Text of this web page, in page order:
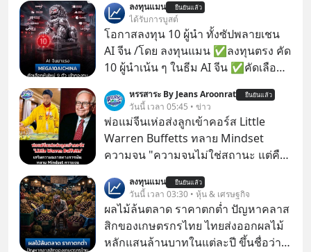
ประกาศจุดยืนชัดเจนว่า จะไม่อนุญาต
ให้บริษัทสหรัฐฯ ตั้งบริษัทโทรคมนาคม
ดาวเทียมที่ถือหุ้น 100% โดยชาวต่าง
ชาติ ในระหว่างการเจรจาการค้ากับ
รัฐบาลสหรัฐ โดยให้เหตุผลว่าเป็น
ประเด็นด้านอธิปไตยของประเทศ
ลงทุนแมน ยืนยันแล้ว
ได้รับการบูสต์
โอกาสลงทุน 10 ผู้นำ ทั้งซัปพลายเชน
AI จีน /โดย ลงทุนแมน ✅ลงทุนตรง คัด
10 ผู้นำเน้น ๆ ในธีม AI จีน ✅คัดเลือก
เจ้าของผู้นำ AI จีน ตั้งแต่โรงงานผลิตชิป
หน่วยความจำ โมเดล AI ยันหุ่นยนต์
✅ได้การรับยกเว้นภาษี Capital Gain
ตามกฎหมายภาษีของประเทศไทย
หรรสาระ By Jeans Aroonrat ยืนยันแล้ว
วันนี้ เวลา 05:45 • ข่าว
พ่อแม่จีนเห่อส่งลูกเข้าคอร์ส Little
Warren Buffetts ทลาย Mindset
ความจน "ความจนไม่ใช่สถานะ แต่คือ
ลงทุนแมน ยืนยันแล้ว
วันนี้ เวลา 03:30 • หุ้น & เศรษฐกิจ
ผลไม้ล้นตลาด ราคาตกต่ำ ปัญหาคลาส
สิกของเกษตรกรไทย ไทยส่งออกผลไม้
หลักแสนล้านบาทในแต่ละปี ขึ้นชื่อว่า